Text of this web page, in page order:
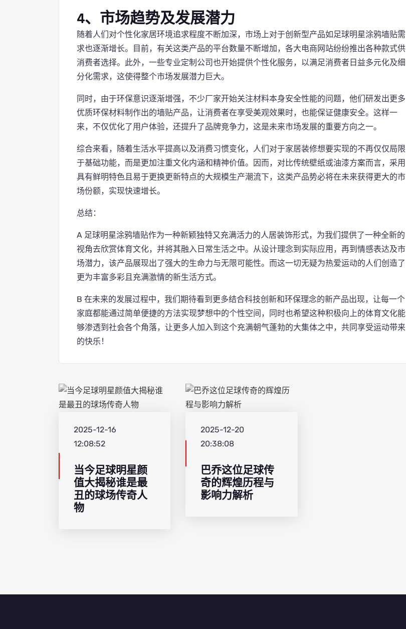
4、市场趋势及发展潜力
随着人们对个性化家居环境追求程度不断加深，市场上对于创新型产品如足球明星涂鸦墙贴需
求也逐渐增长。目前，有关这类产品的平台数量不断增加，各大电商网站纷纷推出各种款式供
消费者选择。此外，一些专业定制公司也开始提供个性化服务，以满足消费者日益多元化及细
分化需求，这使得整个市场发展潜力巨大。
同时，由于环保意识逐渐增强，不少厂家开始关注材料本身安全性能的问题，他们研发出更多
优质环保材料制作出的墙贴产品，让消费者在享受美观效果时，也能保证健康安全。这样一
来，不仅优化了用户体验，还提升了品牌竞争力，这是未来市场发展的重要方向之一。
综合来看，随着生活水平提高以及消费习惯变化，人们对于家居装修想要实现的不再仅仅局限
于基础功能，而是更加注重文化内涵和精神价值。因而，对比传统壁纸或油漆方案而言，采用
具有鲜明特色且易于更换更新特点的大规模生产潮流下，这类产品势必将在未来获得更大的市
场份额，实现快速增长。
总结：
A 足球明星涂鸦墙贴作为一种新颖独特又充满活力的人居装饰形式，为我们提供了一种全新的
视角去欣赏体育文化，并将其融入日常生活之中。从设计理念到实际应用，再到情感表达及市
场潜力，该产品展现出了强大的生命力与无限可能性。而这一切无疑为热爱运动的人们创造了
更为丰富多彩且充满激情的新生活方式。
B 在未来的发展过程中，我们期待看到更多结合科技创新和环保理念的新产品出现，让每一个
家庭都能通过简单便捷的方法实现梦想中的个性空间，同时也希望这种积极向上的体育文化能
够渗透到社会各个角落，让更多人加入到这个充满朝气蓬勃的大集体之中，共同享受运动带来
的快乐！
2025-12-16
12:08:52
当今足球明星颜
值大揭秘谁是最
丑的球场传奇人
物
2025-12-20
20:38:08
巴乔这位足球传
奇的辉煌历程与
影响力解析